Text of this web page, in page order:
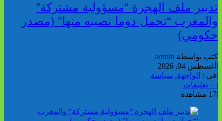
تدبير ملف الهجرة “مسؤولية مشتركة”
والمغرب “تحمل دوما نصيبه منها” (مصدر
حكومي)
كتب بواسطة admin
| أغسطس 04, 2026
|فى : الواجهة, سياسة
|
|17 مشاهدة